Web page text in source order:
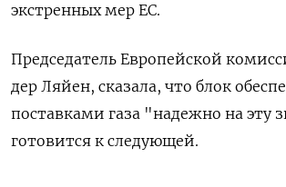
экстренных мер ЕС.
Председатель Европейской
дер Ляйен, сказала, что блок
поставками газа "надежно на эту
готовится к следующей.